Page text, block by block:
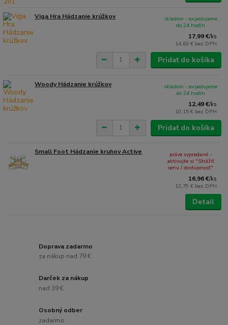
Viga Hra Hádzanie krúžkov
17,99 €/ks
14,63 € bez DPH
skladom - expedujeme
do 24 hodín
Pridať do košíka
Woody Hádzanie krúžkov
12,49 €/ks
10,15 € bez DPH
skladom - expedujeme
do 24 hodín
Pridať do košíka
Small Foot Hádzanie kruhov Active
16,96 €/ks
13,79 € bez DPH
práve vypredané -
aktivujte si "Strážiť
cenu / dostupnosť"
Detail
Doprava zadarmo
za nákup nad 79 €
Darček za nákup
nad 39 €
Osobný odber
zadarmo